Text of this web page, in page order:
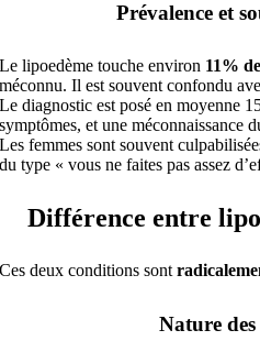
Prévalence et
Le lipoedème touche environ 11%
méconnu. Il est souvent confondu
Le diagnostic est posé en moyenne
symptômes, et une méconnaissance
Les femmes sont souvent
du type « vous ne faites pas assez
Différence entre
Ces deux conditions sont
Nature